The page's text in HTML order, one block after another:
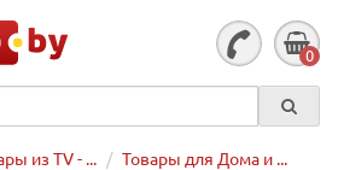
0
из TV - ...
Товары для Дома и ...